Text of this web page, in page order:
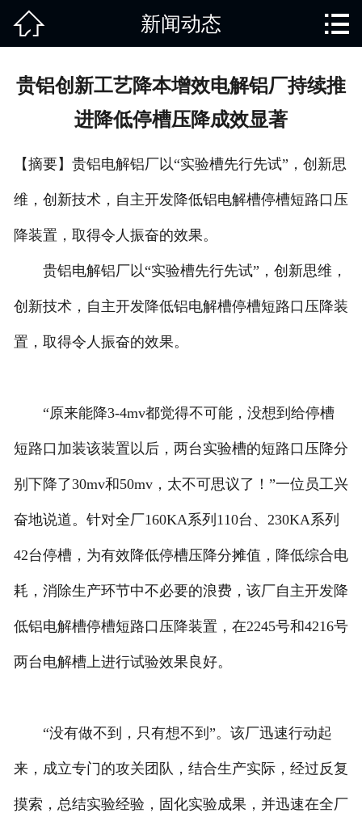
新闻动态
免责说明
 新闻动态 
贵铝创新工艺降本增效电解铝厂持续推
进降低停槽压降成效显著
【摘要】贵铝电解铝厂以“实验槽先行先试”，创新思
维，创新技术，自主开发降低铝电解槽停槽短路口压
降装置，取得令人振奋的效果。
贵铝电解铝厂以“实验槽先行先试”，创新思维，
创新技术，自主开发降低铝电解槽停槽短路口压降装
置，取得令人振奋的效果。
“原来能降3-4mv都觉得不可能，没想到给停槽
短路口加装该装置以后，两台实验槽的短路口压降分
别下降了30mv和50mv，太不可思议了！”一位员工兴
奋地说道。针对全厂160KA系列110台、230KA系列
42台停槽，为有效降低停槽压降分摊值，降低综合电
耗，消除生产环节中不必要的浪费，该厂自主开发降
低铝电解槽停槽短路口压降装置，在2245号和4216号
两台电解槽上进行试验效果良好。
“没有做不到，只有想不到”。该厂迅速行动起
来，成立专门的攻关团队，结合生产实际，经过反复
摸索，总结实验经验，固化实验成果，并迅速在全厂